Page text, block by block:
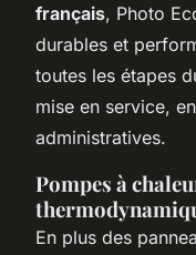
français, Photo
durables et
toutes les étapes
mise en service,
administratives.
Pompes à
En plus des